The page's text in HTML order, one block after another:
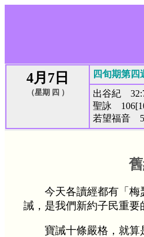
4月7日
（星期 四 ）
四旬期第四
出谷紀
聖詠
若望福音
今天各讀經都有「
誡，是我們新約子民重
寶誡十條嚴格，就